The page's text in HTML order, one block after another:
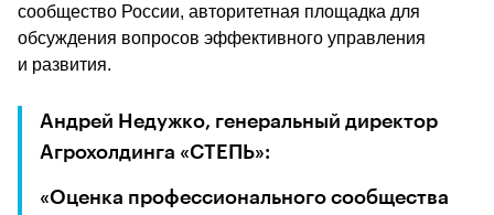
сообщество России, авторитетная площадка для
обсуждения вопросов эффективного управления
и развития.
Андрей Недужко, генеральный директор
Агрохолдинга «СТЕПЬ»:
«Оценка профессионального сообщества